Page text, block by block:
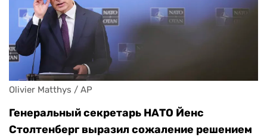
Olivier Matthys / AP
Генеральный секретарь НАТО Йенс
Столтенберг выразил сожаление решением